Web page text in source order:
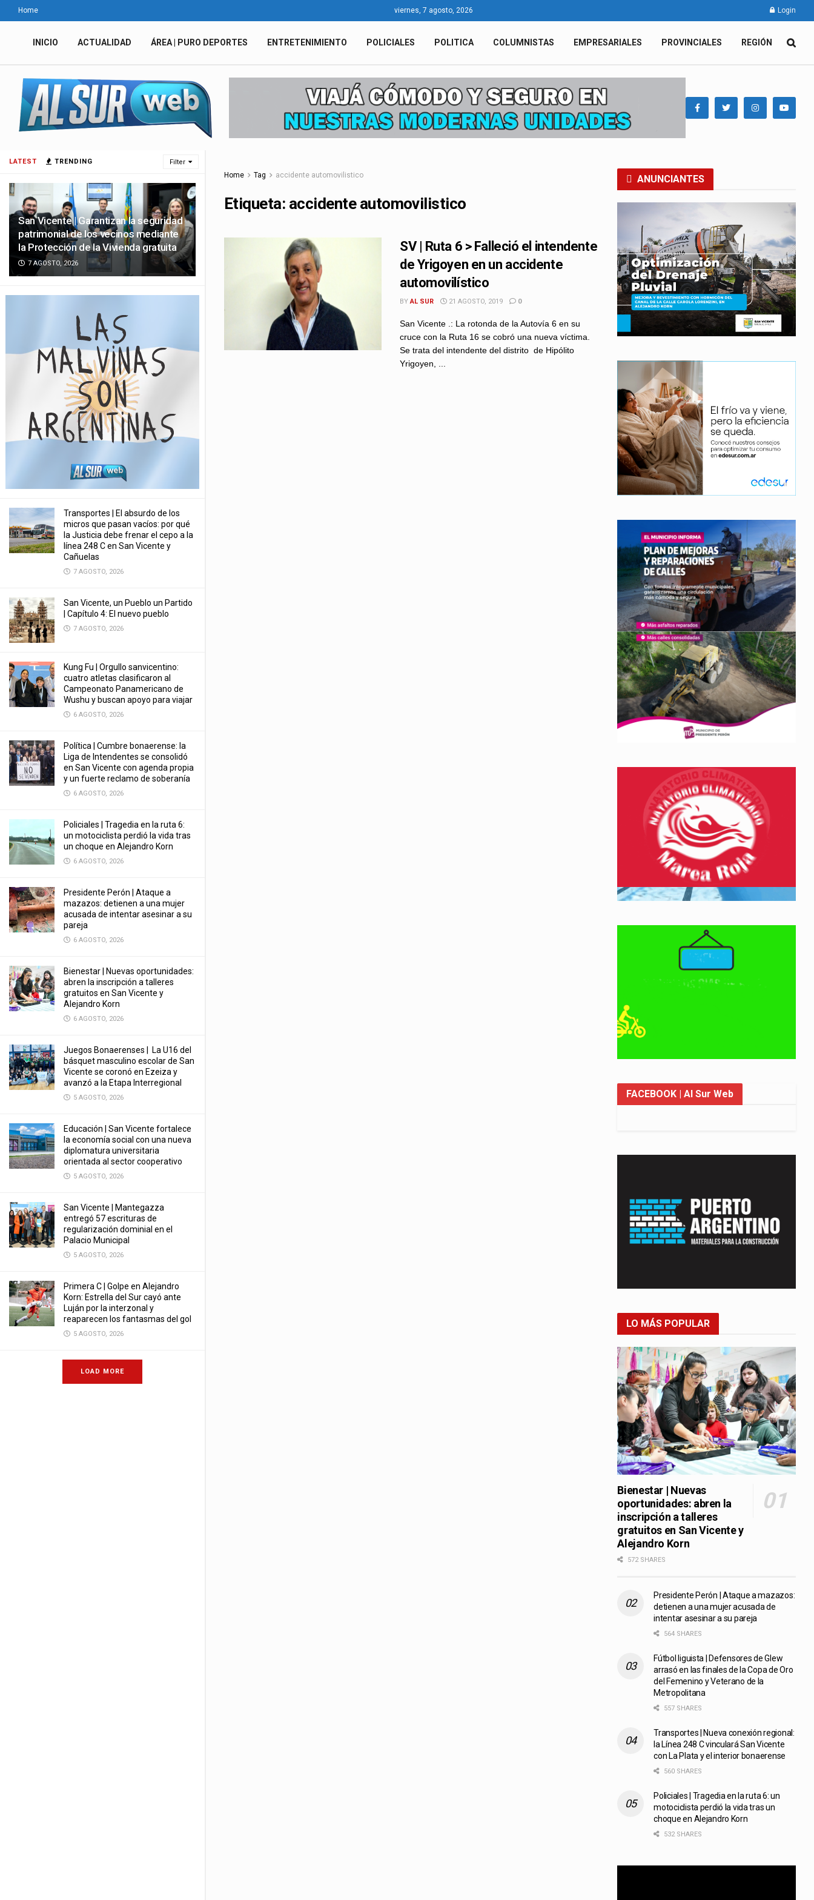
LATEST TRENDING Filter
San Vicente | Garantizan la seguridad
patrimonial de los vecinos mediante
la Protección de la Vivienda gratuita
7 AGOSTO, 2026
Transportes | El absurdo de los
micros que pasan vacíos: por qué
la Justicia debe frenar el cepo a la
línea 248 C en San Vicente y
Cañuelas
7 AGOSTO, 2026
San Vicente, un Pueblo un Partido
| Capítulo 4: El nuevo pueblo
7 AGOSTO, 2026
Kung Fu | Orgullo sanvicentino:
cuatro atletas clasificaron al
Campeonato Panamericano de
Wushu y buscan apoyo para viajar
6 AGOSTO, 2026
Política | Cumbre bonaerense: la
Liga de Intendentes se consolidó
en San Vicente con agenda propia
y un fuerte reclamo de soberanía
6 AGOSTO, 2026
Policiales | Tragedia en la ruta 6:
un motociclista perdió la vida tras
un choque en Alejandro Korn
6 AGOSTO, 2026
Presidente Perón | Ataque a
mazazos: detienen a una mujer
acusada de intentar asesinar a su
pareja
6 AGOSTO, 2026
Bienestar | Nuevas oportunidades:
abren la inscripción a talleres
gratuitos en San Vicente y
Alejandro Korn
6 AGOSTO, 2026
Juegos Bonaerenses | La U16 del
básquet masculino escolar de San
Vicente se coronó en Ezeiza y
avanzó a la Etapa Interregional
5 AGOSTO, 2026
Educación | San Vicente fortalece
la economía social con una nueva
diplomatura universitaria
orientada al sector cooperativo
5 AGOSTO, 2026
San Vicente | Mantegazza
entregó 57 escrituras de
regularización dominial en el
Palacio Municipal
5 AGOSTO, 2026
Primera C | Golpe en Alejandro
Korn: Estrella del Sur cayó ante
Luján por la interzonal y
reaparecen los fantasmas del gol
5 AGOSTO, 2026
LOAD MORE
Home viernes, 7 agosto, 2026 Login
INICIO ACTUALIDAD ÁREA | PURO DEPORTES ENTRETENIMIENTO POLICIALES POLITICA COLUMNISTAS EMPRESARIALES PROVINCIALES REGIÓN
Home Tag accidente automovilistico
Etiqueta: accidente automovilistico
SV | Ruta 6 > Falleció el intendente
de Yrigoyen en un accidente
automovilístico
BY AL SUR 21 AGOSTO, 2019 0
San Vicente .: La rotonda de la Autovía 6 en su
cruce con la Ruta 16 se cobró una nueva víctima.
Se trata del intendente del distrito de Hipólito
Yrigoyen, ...
ANUNCIANTES
FACEBOOK | Al Sur Web
LO MÁS POPULAR
Bienestar | Nuevas
oportunidades: abren la
inscripción a talleres
gratuitos en San Vicente y
Alejandro Korn
572 SHARES
Presidente Perón | Ataque a mazazos:
detienen a una mujer acusada de
intentar asesinar a su pareja
564 SHARES
Fútbol liguista | Defensores de Glew
arrasó en las finales de la Copa de Oro
del Femenino y Veterano de la
Metropolitana
557 SHARES
Transportes | Nueva conexión regional:
la Línea 248 C vinculará San Vicente
con La Plata y el interior bonaerense
560 SHARES
Policiales | Tragedia en la ruta 6: un
motociclista perdió la vida tras un
choque en Alejandro Korn
532 SHARES